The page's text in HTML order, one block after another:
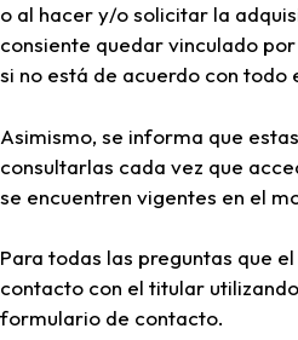
o al hacer y/o solicitar la
consiente quedar vinculado
si no está de acuerdo con todo
Asimismo, se informa que
consultarlas cada vez que
se encuentren vigentes en el
Para todas las preguntas que
contacto con el titular
formulario de contacto.